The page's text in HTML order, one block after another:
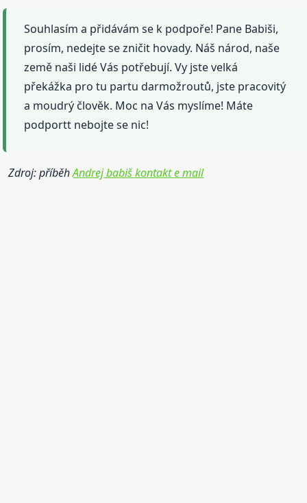
Souhlasím a přidávám se k podpoře! Pane Babiši,
prosím, nedejte se zničit hovady. Náš národ, naše
země naši lidé Vás potřebují. Vy jste velká
překážka pro tu partu darmožroutů, jste pracovitý
a moudrý člověk. Moc na Vás myslíme! Máte
podportt nebojte se nic!
Zdroj: příběhAndrej babiš kontakt e mail